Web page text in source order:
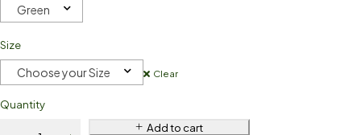
Green
Size
Choose your Size Clear
Quantity
Add to cart